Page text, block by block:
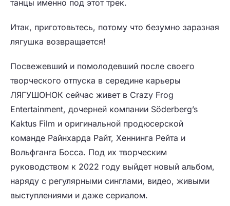
танцы именно под этот трек.
Итак, приготовьтесь, потому что безумно заразная
лягушка возвращается!
Посвежевший и помолодевший после своего
творческого отпуска в середине карьеры
ЛЯГУШОНОК сейчас живет в Crazy Frog
Entertainment, дочерней компании Söderberg’s
Kaktus Film и оригинальной продюсерской
команде Райнхарда Райт, Хеннинга Рейта и
Вольфганга Босса. Под их творческим
руководством к 2022 году выйдет новый альбом,
наряду с регулярными синглами, видео, живыми
выступлениями и даже сериалом.